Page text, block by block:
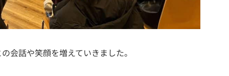
会話や笑顔を増えていきました。